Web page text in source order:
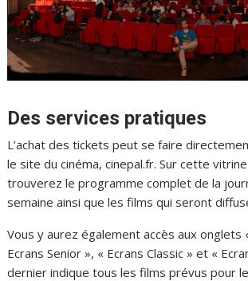
Des services pratiques
L’achat des tickets peut se faire
le site du cinéma, cinepal.fr. Sur cette
trouverez le programme complet de la
semaine ainsi que les films qui seront
Vous y aurez également accès aux onglets
Ecrans Senior », « Ecrans Classic » et «
dernier indique tous les films prévus pour